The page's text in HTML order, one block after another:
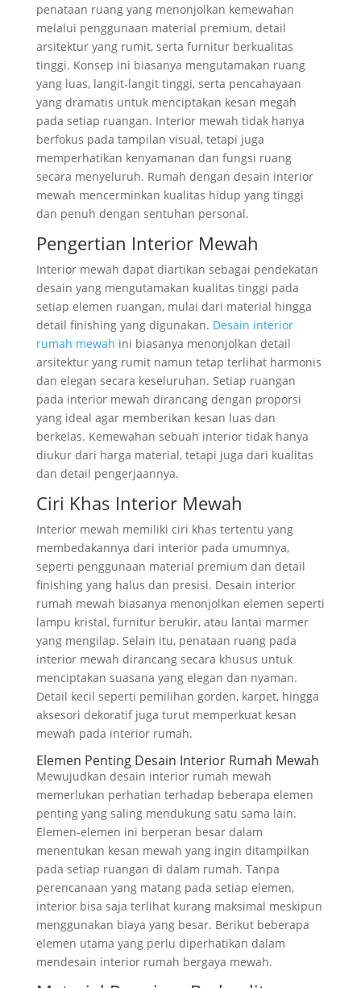
penataan ruang yang menonjolkan kemewahan
melalui penggunaan material premium, detail
arsitektur yang rumit, serta furnitur berkualitas
tinggi. Konsep ini biasanya mengutamakan ruang
yang luas, langit-langit tinggi, serta pencahayaan
yang dramatis untuk menciptakan kesan megah
pada setiap ruangan. Interior mewah tidak hanya
berfokus pada tampilan visual, tetapi juga
memperhatikan kenyamanan dan fungsi ruang
secara menyeluruh. Rumah dengan desain interior
mewah mencerminkan kualitas hidup yang tinggi
dan penuh dengan sentuhan personal.
Pengertian Interior Mewah
Interior mewah dapat diartikan sebagai pendekatan
desain yang mengutamakan kualitas tinggi pada
setiap elemen ruangan, mulai dari material hingga
detail finishing yang digunakan. Desain interior
rumah mewah ini biasanya menonjolkan detail
arsitektur yang rumit namun tetap terlihat harmonis
dan elegan secara keseluruhan. Setiap ruangan
pada interior mewah dirancang dengan proporsi
yang ideal agar memberikan kesan luas dan
berkelas. Kemewahan sebuah interior tidak hanya
diukur dari harga material, tetapi juga dari kualitas
dan detail pengerjaannya.
Ciri Khas Interior Mewah
Interior mewah memiliki ciri khas tertentu yang
membedakannya dari interior pada umumnya,
seperti penggunaan material premium dan detail
finishing yang halus dan presisi. Desain interior
rumah mewah biasanya menonjolkan elemen seperti
lampu kristal, furnitur berukir, atau lantai marmer
yang mengilap. Selain itu, penataan ruang pada
interior mewah dirancang secara khusus untuk
menciptakan suasana yang elegan dan nyaman.
Detail kecil seperti pemilihan gorden, karpet, hingga
aksesori dekoratif juga turut memperkuat kesan
mewah pada interior rumah.
Elemen Penting Desain Interior Rumah Mewah
Mewujudkan desain interior rumah mewah
memerlukan perhatian terhadap beberapa elemen
penting yang saling mendukung satu sama lain.
Elemen-elemen ini berperan besar dalam
menentukan kesan mewah yang ingin ditampilkan
pada setiap ruangan di dalam rumah. Tanpa
perencanaan yang matang pada setiap elemen,
interior bisa saja terlihat kurang maksimal meskipun
menggunakan biaya yang besar. Berikut beberapa
elemen utama yang perlu diperhatikan dalam
mendesain interior rumah bergaya mewah.